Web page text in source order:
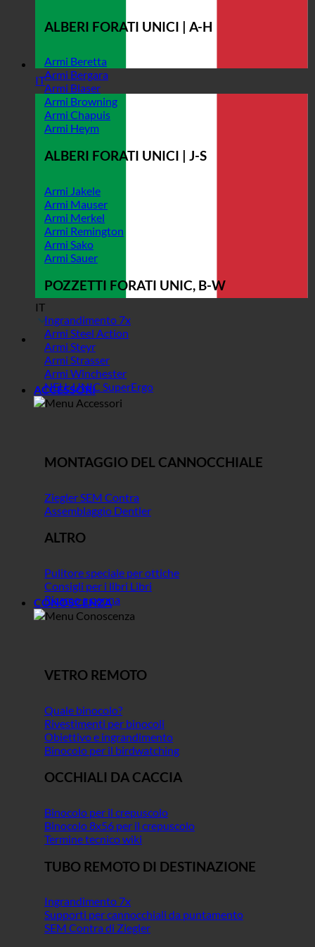
IT
IT
ALBERI FORATI UNICI | A-H
Armi Beretta
Armi Bergara
Armi Blaser
Armi Browning
Armi Chapuis
Armi Heym
ALBERI FORATI UNICI | J-S
Armi Jakele
Armi Mauser
Armi Merkel
Armi Remington
Armi Sako
Armi Sauer
POZZETTI FORATI UNIC, B-W
Ingrandimento 7x
Armi Steel Action
Armi Steyr
Armi Strasser
Armi Winchester
NEU: UNIC SuperErgo
ACCESSORI
MONTAGGIO DEL CANNOCCHIALE
Ziegler SEM Contra
Assemblaggio Dentler
ALTRO
Pulitore speciale per ottiche
Consigli per i libri Libri
Ricamo a penna
CONOSCENZA
VETRO REMOTO
Quale binocolo?
Rivestimenti per binocoli
Obiettivo e ingrandimento
Binocolo per il birdwatching
OCCHIALI DA CACCIA
Binocolo per il crepuscolo
Binocolo 8x56 per il crepuscolo
Termine tecnico wiki
TUBO REMOTO DI DESTINAZIONE
Ingrandimento 7x
Supporti per cannocchiali da puntamento
SEM Contra di Ziegler